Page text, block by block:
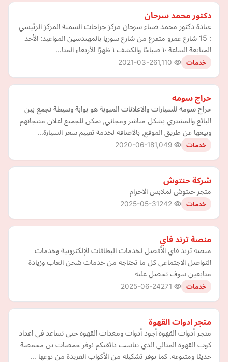
دكتور محمد سرحان
عيادة دكتور محمد ضياء سرحان مركز جراحات السمنة المركز الرئيسي
: 15 شارع عمرو متفرع من شارع سوريا بالمهندسين المواعيد: الأحد
المتابعة الساعة ١٠ صباحًا والكشف ١ ظهرًا الأربعاء المتا…
خدمات 2021-03-26
حراج سومه
حراج سومه للسيارات والاعلانات المبوبة هو بوابة وسيطة تجمع بين
البائع والمشتري بشكل مباشر ومجاني, يمكن للجميع اعلان منتجاتهم
وبيعها عن طريق الموقع, بالاضافة لخدمة تقييم سعر السيارة…
خدمات 2020-06-18
شركة حنتوش
متجر حنتوش لملابس الاحرام
خدمات 2025-05-31
منصة ترند فاي
منصة ترند فاي الأفضل لخدمات البطاقات الإلكترونية وخدمات
التواصل الاجتماعي كل ما تحتاجه من خدمات شحن العاب وزيادة
متابعين سوف تحصل عليه
خدمات 2025-06-24
متجر ادوات القهوة
متجر أدوات القهوة أجود أدوات ومعدات القهوة حتى تساعد في اعداد
كوب القهوة المثالي الذي يناسب ذائقتكم نوفر حمصات بن محمصة
حديثا ومتنوعة. كما نوفر تشكيلة من الأكواب الفريدة من نوعها …